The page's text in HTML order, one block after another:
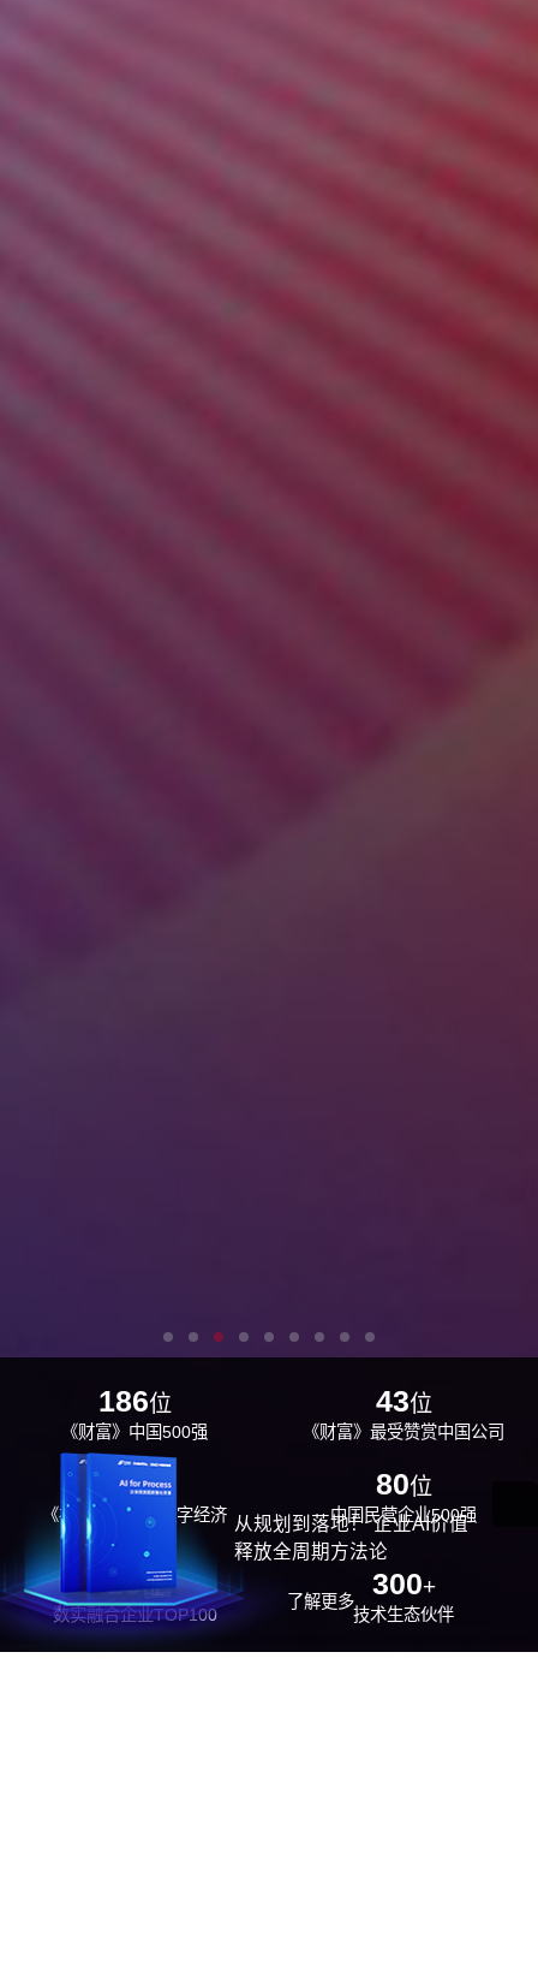
186位
《财富》中国500强
43位
《财富》最受赞赏中国公司
29位
《福布斯》中国数字经济
100强
80位
中国民营企业500强
26位
数实融合企业TOP100
300+
技术生态伙伴
从规划到落地！ 企业AI价值
释放全周期方法论
了解更多